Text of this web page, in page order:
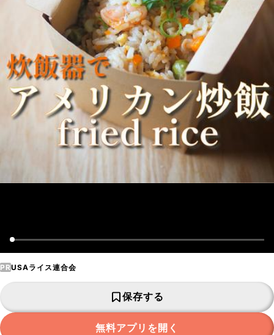
PRUSAライス連合会
保存する
無料アプリを開く